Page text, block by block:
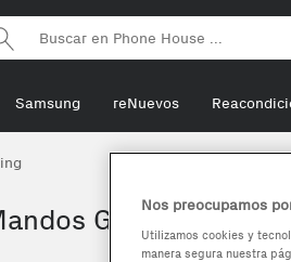
Samsung reNuevos
GamingNos preocupamos
Utilizamos cookies y
manera segura nuestra